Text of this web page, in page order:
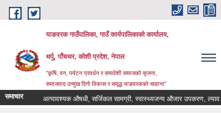
Skip to main content
याङवरक गाउँपालिका, गाउँ कार्यपालिकाको कार्यालय,
थर्पु, पाँचथर, कोशी प्रदेश, नेपाल
“कृषि, वन, पर्यटन प्रवर्धन र समावेशी समाजको सृजना,
समाजवाद उन्मुख दिगो विकास र समृद्ध याङवरकको चाहाना”
समाचार अत्यावश्यक औषधी, सर्जिकल सामग्री, स्वास्थ्यजन्य औजार उपकरण, ल्याव